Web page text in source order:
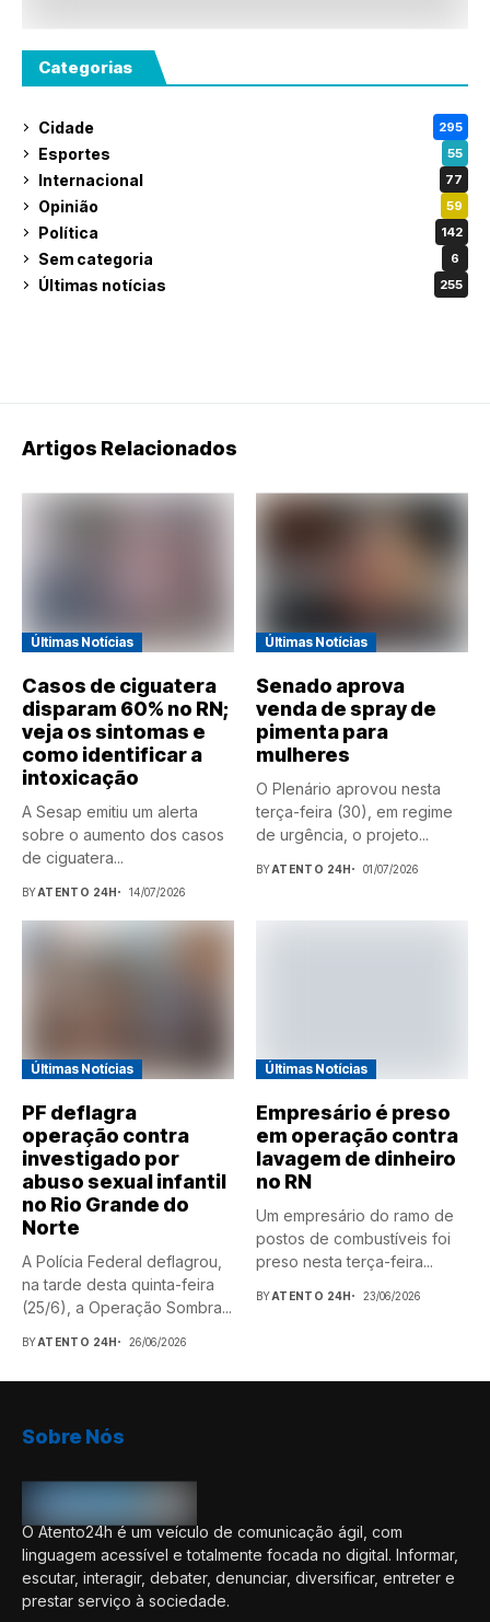
Categorias
Cidade 295
Esportes 55
Internacional 77
Opinião 59
Política 142
Sem categoria 6
Últimas notícias 255
Artigos Relacionados
Últimas Notícias
Casos de ciguatera
disparam 60% no RN;
veja os sintomas e
como identificar a
intoxicação
A Sesap emitiu um alerta
sobre o aumento dos casos
de ciguatera...
BYATENTO 24H 14/07/2026
Últimas Notícias
Senado aprova
venda de spray de
pimenta para
mulheres
O Plenário aprovou nesta
terça-feira (30), em regime
de urgência, o projeto...
BYATENTO 24H 01/07/2026
Últimas Notícias
PF deflagra
operação contra
investigado por
abuso sexual infantil
no Rio Grande do
Norte
A Polícia Federal deflagrou,
na tarde desta quinta-feira
(25/6), a Operação Sombra...
BYATENTO 24H 26/06/2026
Últimas Notícias
Empresário é preso
em operação contra
lavagem de dinheiro
no RN
Um empresário do ramo de
postos de combustíveis foi
preso nesta terça-feira...
BYATENTO 24H 23/06/2026
Sobre Nós
O Atento24h é um veículo de comunicação ágil, com
linguagem acessível e totalmente focada no digital. Informar,
escutar, interagir, debater, denunciar, diversificar, entreter e
prestar serviço à sociedade.